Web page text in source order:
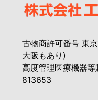
古物商許可番号 東
大阪もあり)
高度管理医療機器
813653